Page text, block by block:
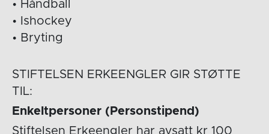
• Håndball
• Ishockey
• Bryting
STIFTELSEN ERKEENGLER GIR STØTTE
TIL:
Enkeltpersoner (Personstipend)
Stiftelsen Erkeengler har avsatt kr 100